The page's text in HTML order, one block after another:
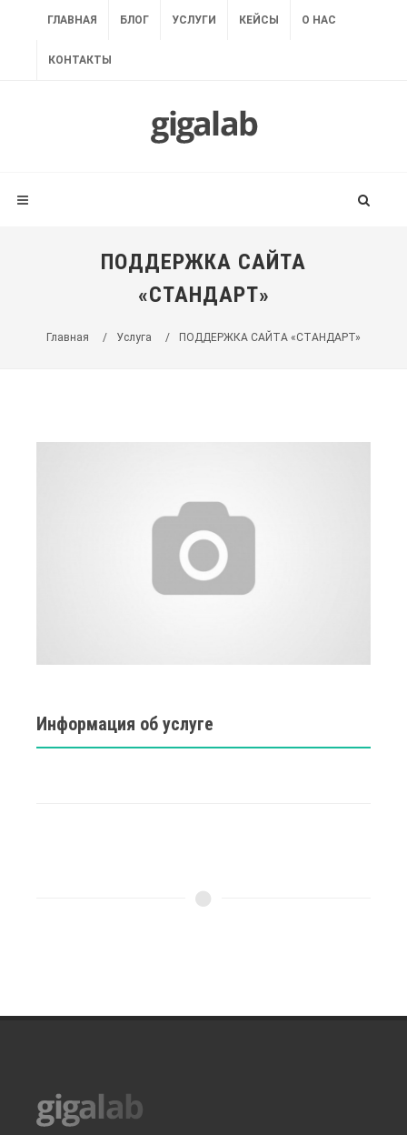
ГЛАВНАЯ БЛОГ УСЛУГИ КЕЙСЫ О НАС
КОНТАКТЫ
ПОДДЕРЖКА САЙТА
«СТАНДАРТ»
Главная / Услуга / ПОДДЕРЖКА САЙТА «СТАНДАРТ»
Информация об услуге